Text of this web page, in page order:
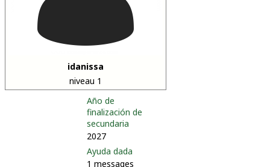
idanissa
niveau 1
Año de
finalización de
secundaria
2027
Ayuda dada
1 messages